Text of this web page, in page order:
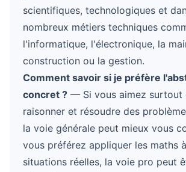
scientifiques, technologiques et
nombreux métiers techniques
l'informatique, l'électronique, la
construction ou la gestion.
Comment savoir si je préfère
concret ? — Si vous aimez surtout
raisonner et résoudre des
la voie générale peut mieux vous
vous préférez appliquer les maths
situations réelles, la voie pro peut